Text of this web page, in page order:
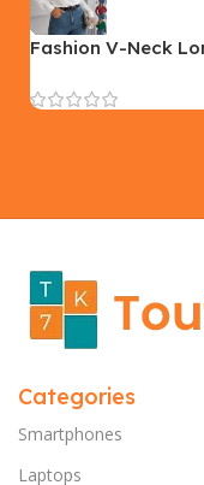
Fashion V-Neck
Categories
Smartphones
Laptops